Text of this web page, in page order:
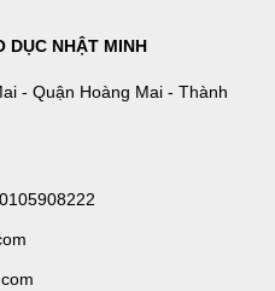
DỤC NHẬT MINH
- Quận Hoàng Mai - Thành